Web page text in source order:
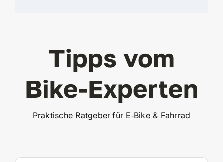
Tipps vom
Bike-Experten
Praktische Ratgeber für E‑Bike & Fahrrad